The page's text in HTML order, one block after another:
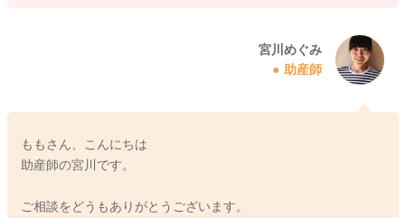
宮川めぐみ
助産師
ももさん、こんにちは
助産師の宮川です。
ご相談をどうもありがとうございます。